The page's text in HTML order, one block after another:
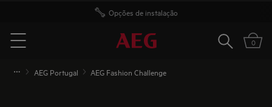
Opções de instalação
Menu
Pesquisar
0
AEG Portugal AEG Fashion Challenge